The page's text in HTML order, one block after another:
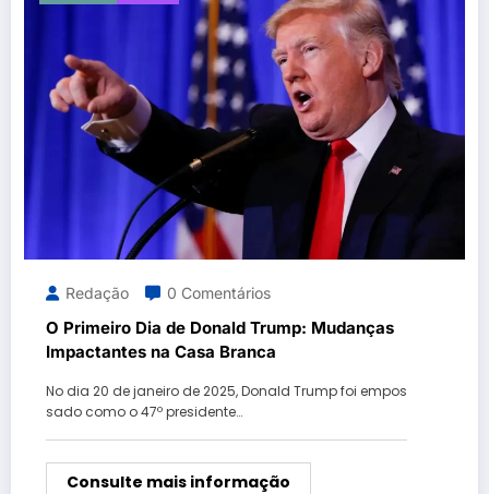
Redação 0 Comentários
O Primeiro Dia de Donald Trump: Mudanças
Impactantes na Casa Branca
No dia 20 de janeiro de 2025, Donald Trump foi empos
sado como o 47º presidente…
Consulte mais informação